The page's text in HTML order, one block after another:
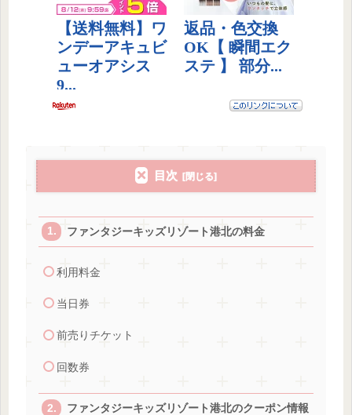
目次
ファンタジーキッズリゾート港北の料金
利用料金
当日券
前売りチケット
回数券
ファンタジーキッズリゾート港北のクーポン情報